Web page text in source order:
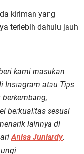
kiriman yang
terlebih dahulu jauh
kami masukan
Instagram atau Tips
berkualitas sesuai
lainnya di
Anisa Juniardy.